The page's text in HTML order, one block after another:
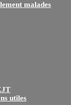
malades
utiles